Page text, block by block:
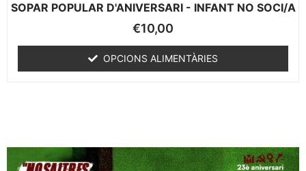
SOPAR POPULAR D'ANIVERSARI - INFANT NO SOCI/A
€10,00
OPCIONS ALIMENTÀRIES